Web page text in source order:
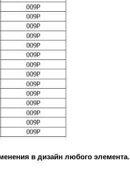
в дизайн любого элемента.